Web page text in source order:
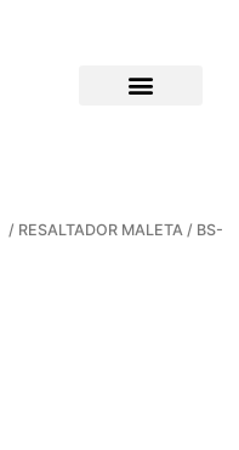
/ RESALTADOR MALETA / BS-